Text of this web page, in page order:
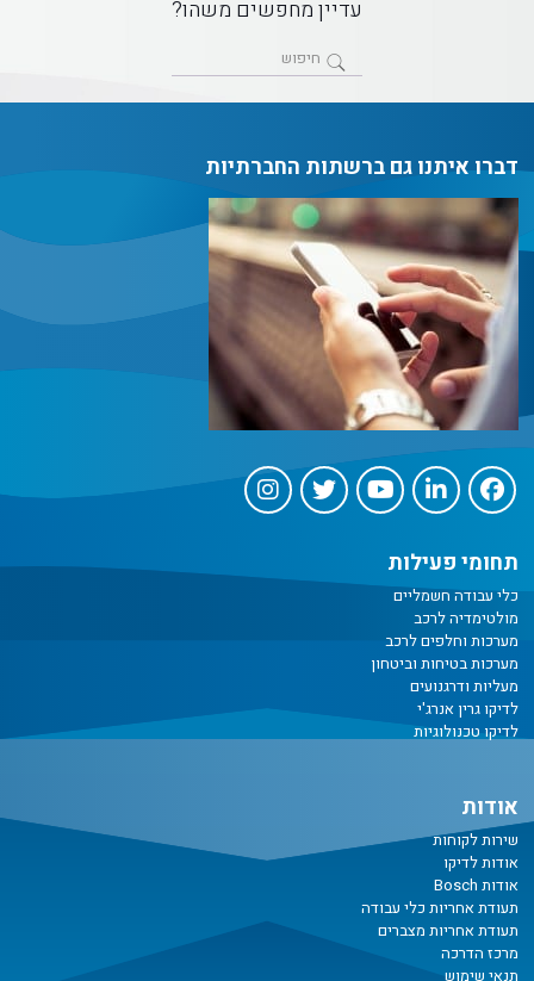
עדיין מחפשים משהו?
דברו איתנו גם ברשתות החברתיות
תחומי פעילות
כלי עבודה חשמליים
מולטימדיה לרכב
מערכות וחלפים לרכב
מערכות בטיחות וביטחון
מעליות ודרגנועים
לדיקו גרין אנרג'י
לדיקו טכנולוגיות
אודות
שירות לקוחות
אודות לדיקו
אודות Bosch
תעודת אחריות כלי עבודה
תעודת אחריות מצברים
מרכז הדרכה
תנאי שימוש